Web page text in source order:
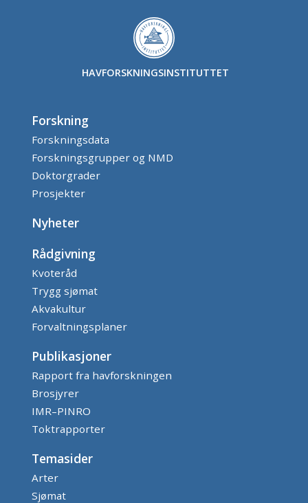
HAVFORSKNINGSINSTITUTTET
Forskning
Forskningsdata
Forskningsgrupper og NMD
Doktorgrader
Prosjekter
Nyheter
Rådgivning
Kvoteråd
Trygg sjømat
Akvakultur
Forvaltningsplaner
Publikasjoner
Rapport fra havforskningen
Brosjyrer
IMR–PINRO
Toktrapporter
Temasider
Arter
Sjømat